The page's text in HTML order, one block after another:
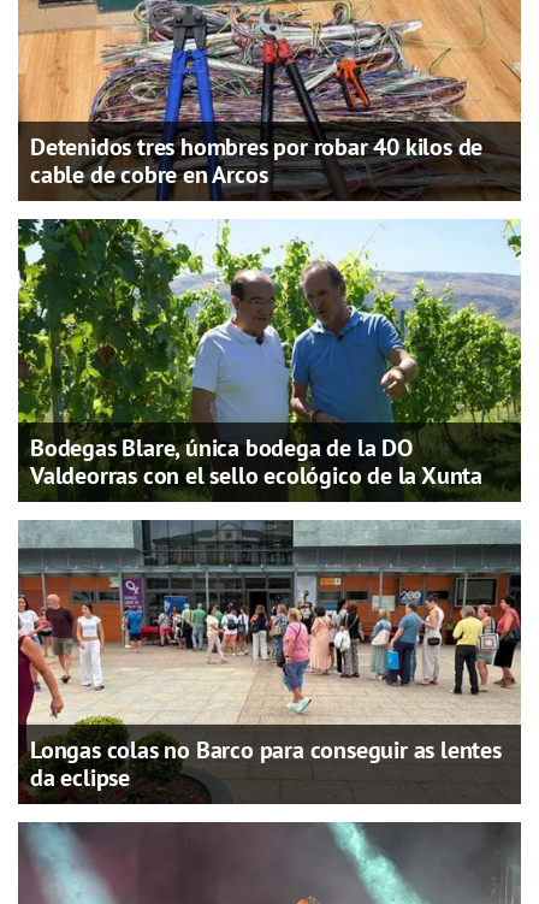
Detenidos tres hombres por robar 40 kilos de
cable de cobre en Arcos
Bodegas Blare, única bodega de la DO
Valdeorras con el sello ecológico de la Xunta
Longas colas no Barco para conseguir as lentes
da eclipse